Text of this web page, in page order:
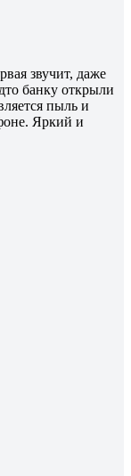
звучит, даже
банку открыли
пыль и
Яркий и